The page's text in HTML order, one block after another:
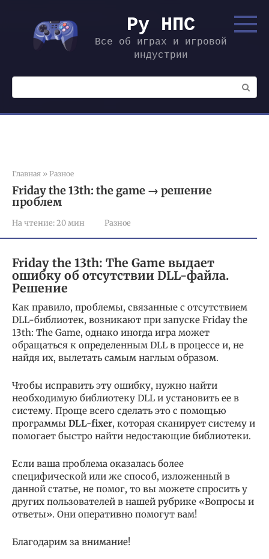
контенту
Ру НПС
Все об играх и игровой
индустрии
Поиск:
Главная » Разное
Friday the 13th: the game → решение
проблем
На чтение: 20 мин Разное
Friday the 13th: The Game выдает
ошибку об отсутствии DLL-файла.
Решение
Как правило, проблемы, связанные с отсутствием
DLL-библиотек, возникают при запуске Friday the
13th: The Game, однако иногда игра может
обращаться к определенным DLL в процессе и, не
найдя их, вылетать самым наглым образом.
Чтобы исправить эту ошибку, нужно найти
необходимую библиотеку DLL и установить ее в
систему. Проще всего сделать это с помощью
программы DLL-fixer, которая сканирует систему и
помогает быстро найти недостающие библиотеки.
Если ваша проблема оказалась более
специфической или же способ, изложенный в
данной статье, не помог, то вы можете спросить у
других пользователей в нашей рубрике «Вопросы и
ответы». Они оперативно помогут вам!
Благодарим за внимание!